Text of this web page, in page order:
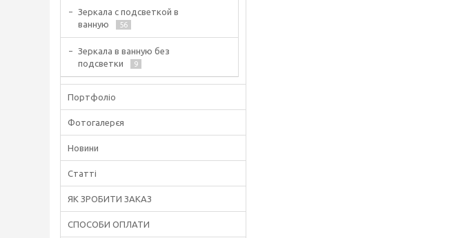
Зеркала с подсветкой в
ванную
56
Зеркала в ванную без
подсветки
9
Портфоліо
Фотогалерєя
Новини
Статті
ЯК ЗРОБИТИ ЗАКАЗ
СПОСОБИ ОПЛАТИ